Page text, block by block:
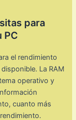
para
PC
el rendimiento
La RAM
operativo y
cuanto más